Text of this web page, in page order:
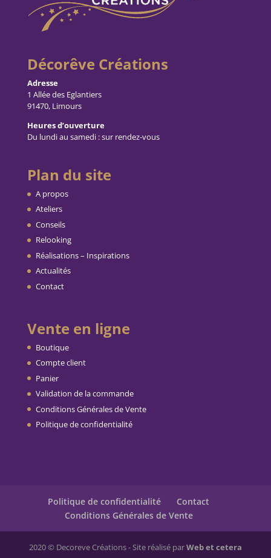
Décorêve Créations
Adresse
1 Allée des Eglantiers
91470, Limours
Heures d’ouverture
Du lundi au samedi : sur rendez-vous
Plan du site
A propos
Ateliers
Conseils
Relooking
Réalisations – Inspirations
Actualités
Contact
Vente en ligne
Boutique
Compte client
Panier
Validation de la commande
Conditions Générales de Vente
Politique de confidentialité
Politique de confidentialité
Contact
Conditions Générales de Vente
2020 © Decoreve Créations - Site réalisé parWeb et cetera